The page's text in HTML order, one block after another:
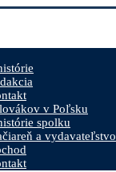
v Poľsku
spolku
a vydavateľstvo